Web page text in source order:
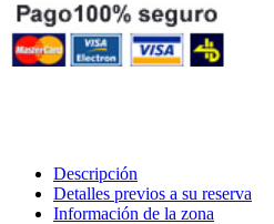
Descripción
Detalles previos a su reserva
Información de la zona